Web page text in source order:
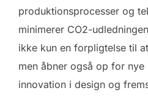
produktionsprocesser og
minimerer CO2-
ikke kun en forpligtelse til
men åbner også op for
innovation i design og